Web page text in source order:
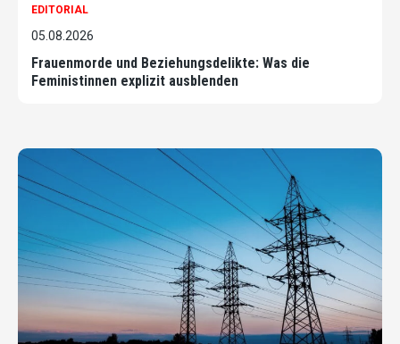
EDITORIAL
05.08.2026
Frauenmorde und Beziehungsdelikte: Was die
Feministinnen explizit ausblenden